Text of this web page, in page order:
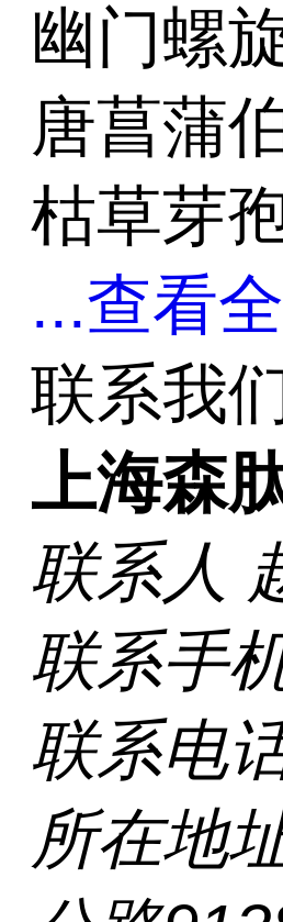
幽门螺
唐菖蒲
枯草芽
...查看
联系我
上海森
联系人
联系手
联系电
所在地